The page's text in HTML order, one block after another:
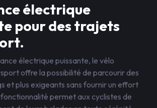
électrique
pour des trajets
électrique puissante, le vélo
offre la possibilité de parcourir des
et plus exigeants sans fournir un effort
permet aux cyclistes de